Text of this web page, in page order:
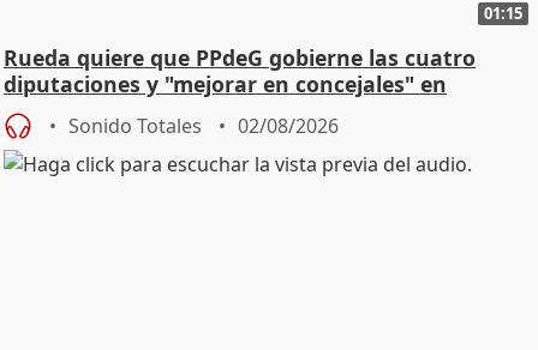
01:15
Rueda quiere que PPdeG gobierne las cuatro
diputaciones y "mejorar en concejales" en
ciudades
Sonido Totales 02/08/2026